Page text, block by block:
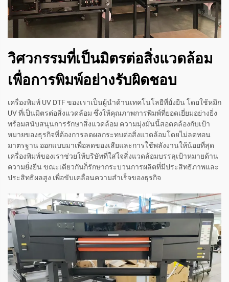
วิศวกรรมที่เป็นมิตรต่อสิ่งแวดล้อม
เพื่อการพิมพ์อย่างรับผิดชอบ
เครื่องพิมพ์ UV DTF ของเราเป็นผู้นำด้านเทคโนโลยีที่ยั่งยืน โดยใช้หมึก
UV ที่เป็นมิตรต่อสิ่งแวดล้อม ซึ่งให้คุณภาพการพิมพ์ที่ยอดเยี่ยมอย่างยิ่ง
พร้อมสนับสนุนการรักษาสิ่งแวดล้อม ความมุ่งมั่นนี้สอดคล้องกับเป้า
หมายของธุรกิจที่ต้องการลดผลกระทบต่อสิ่งแวดล้อมโดยไม่ลดทอน
มาตรฐาน ออกแบบมาเพื่อลดของเสียและการใช้พลังงานให้น้อยที่สุด
เครื่องพิมพ์ของเราช่วยให้บริษัทที่ใส่ใจสิ่งแวดล้อมบรรลุเป้าหมายด้าน
ความยั่งยืน ขณะเดียวกันก็รักษากระบวนการผลิตที่มีประสิทธิภาพและ
ประสิทธิผลสูง เพื่อขับเคลื่อนความสำเร็จของธุรกิจ